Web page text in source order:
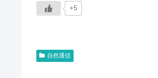
+5
自然通信